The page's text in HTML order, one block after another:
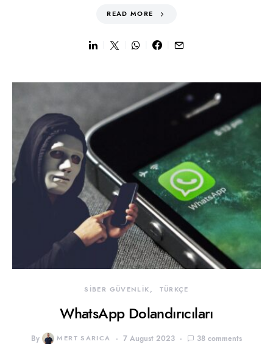
READ MORE
SİBER GÜVENLİK TÜRKÇE
WhatsApp Dolandırıcıları
By MERT SARICA 7 August 2023 38 comments